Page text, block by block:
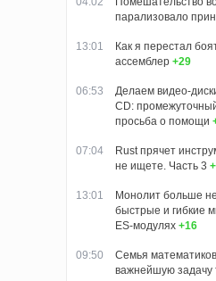
парализовало
13:01
Как я перестал
ассемблер +29
06:53
Делаем видео-
CD:
просьба о помощи
07:04
Rust прячет
не ищете. Часть 3
13:01
Монолит больше
быстрые и гибкие
ES-модулях +16
09:50
Семья
важнейшую задачу